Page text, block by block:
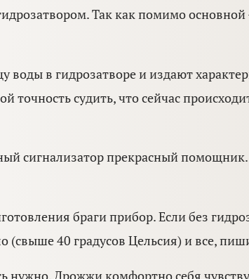
Так как помимо
воды в гидрозатворе и издают
точность судить, что сейчас
сигнализатор прекрасный
браги прибор. Если без
(свыше 40 градусов Цельсия) и все,